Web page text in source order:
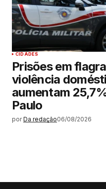
CIDADES
Prisões em
violência
aumentam
Paulo
por Da redação06/08/2026